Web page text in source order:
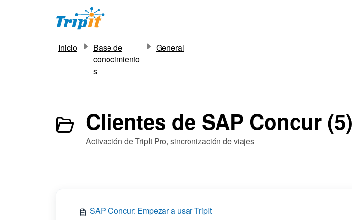
Saltar al contenido principal
Inicio
Base de
conocimiento
s
General
Clientes de SAP Concur (5)
Activación de TripIt Pro, sincronización de viajes
SAP Concur: Empezar a usar TripIt